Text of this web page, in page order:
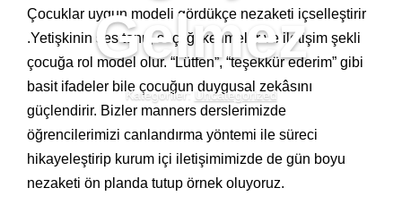
Gelmez
Kategoriler:Uncategorized
Çocuklar uygun modeli gördükçe nezaketi içselleştirir
.Yetişkinin ses tonu, seçtiği kelimeler ve iletişim şekli
çocuğa rol model olur. “Lütfen”, “teşekkür ederim” gibi
basit ifadeler bile çocuğun duygusal zekâsını
güçlendirir. Bizler manners derslerimizde
öğrencilerimizi canlandırma yöntemi ile süreci
hikayeleştirip kurum içi iletişimimizde de gün boyu
nezaketi ön planda tutup örnek oluyoruz.